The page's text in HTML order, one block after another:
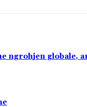
ngrohjen globale,